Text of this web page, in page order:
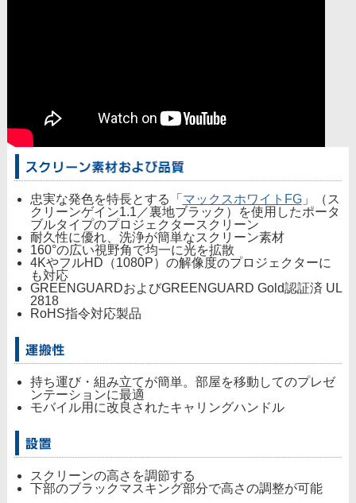
忠実な発色を特長とする「 マックスホワイトFG」（ス
クリーンゲイン1.1／裏地ブラック）を使用したポータ
ブルタイプのプロジェクタースクリーン
耐久性に優れ、洗浄が簡単なスクリーン素材
160°の広い視野角で均一に光を拡散
4KやフルHD（1080P）の解像度のプロジェクターに
も対応
GREENGUARDおよびGREENGUARD Gold認証済 UL
2818
RoHS指令対応製品
持ち運び・組み立てが簡単。部屋を移動してのプレゼ
ンテーションに最適
モバイル用に改良されたキャリングハンドル
スクリーンの高さを調節する
下部のブラックマスキング部分で高さの調整が可能